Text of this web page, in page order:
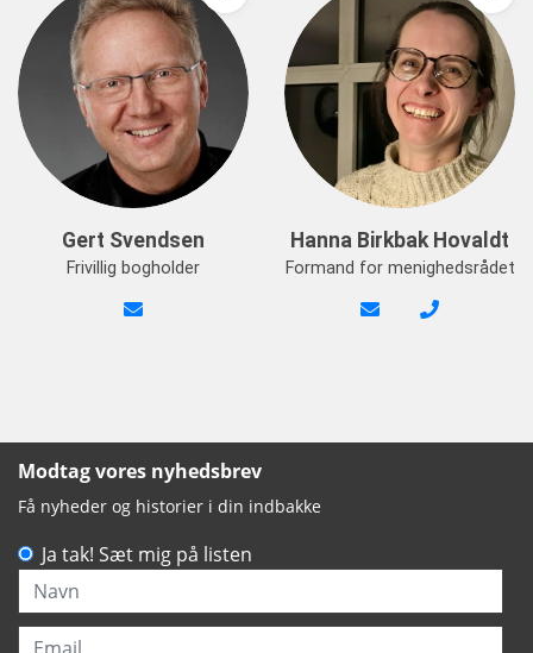
Gert Svendsen
Frivillig bogholder
Hanna Birkbak Hovaldt
Formand for menighedsrådet
Modtag vores nyhedsbrev
Få nyheder og historier i din indbakke
Ja tak! Sæt mig på listen
Navn
Email